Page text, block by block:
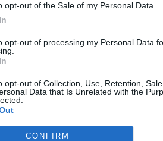
opt-out of the Sale of my Personal Data.
opt-out of processing my Personal Data
opt-out of Collection, Use, Retention,
Data that Is Unrelated with the
CONFIRM
ότι «η βίαιη απόσπαση των
και το ενιαιολογικό
το κοινό περί δικαίου
διεθνείς συμφωνίες και
και διαχείριση της